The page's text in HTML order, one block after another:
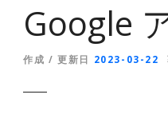
Google
作成 / 更新日 2023-03-22